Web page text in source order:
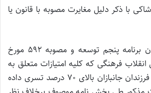
با ذکر دلیل مغایرت مصوبه با قانون یا
مطابق ماده 60 قانون برنامه پنجم توسعه و مصوبه 592 مورخ
انقلاب فرهنگی که کلیه امتیازات متعلق به
فرزندان شاهد را به فرزندان جانبازان بالای 70 درصد تسری داده